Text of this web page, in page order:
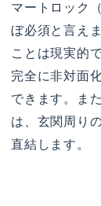
マートロック
ぼ必須と言え
ことは現実的
完全に非対面
できます。ま
は、玄関周り
直結します。